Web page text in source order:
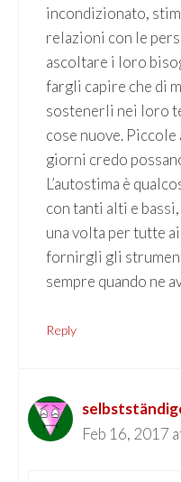
incondizionato,
relazioni con le
ascoltare i loro
fargli capire che di
sostenerli nei loro
cose nuove.
giorni credo
L’autostima è
con tanti alti e
una volta per tutte
fornirgli gli
sempre quando ne
Reply
Feb 16, 2017